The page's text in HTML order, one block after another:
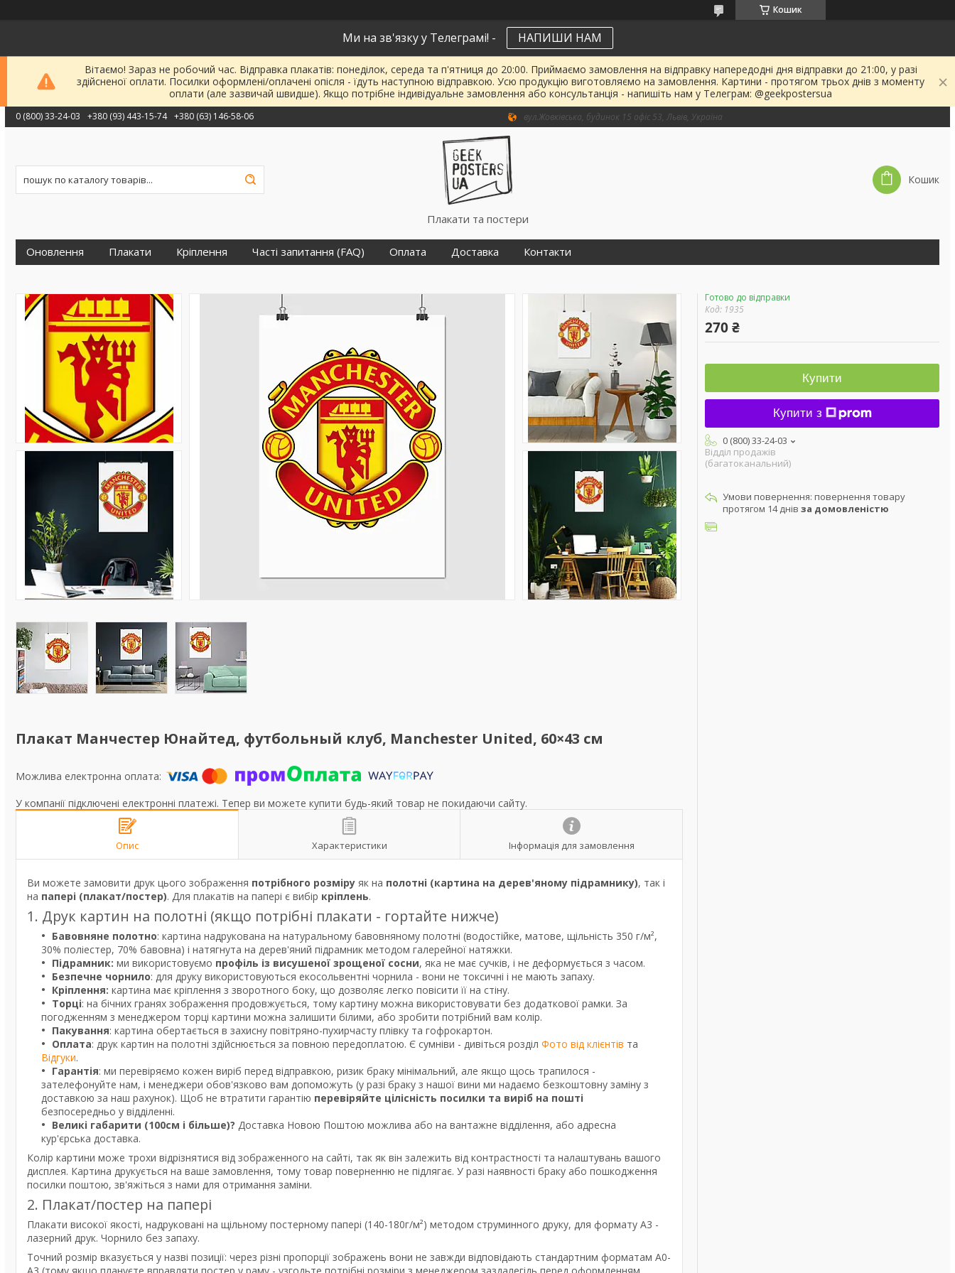
Кошик
Ми на зв'язку у Телеграмі! - НАПИШИ НАМ
Вітаємо! Зараз не робочий час. Відправка плакатів: понеділок, середа та п'ятниця до 20:00. Приймаємо замовлення на відправку напередодні дня відправки до 21:00, у разі
здійсненої оплати. Посилки оформлені/оплачені опісля - їдуть наступною відправкою. Усю продукцію виготовляємо на замовлення. Картини - протягом трьох днів з моменту
оплати (але зазвичай швидше). Якщо потрібне індивідуальне замовлення або консультанція - напишіть нам у Телеграм: @geekpostersua
0 (800) 33-24-03 +380 (93) 443-15-74 +380 (63) 146-58-06 вул.Жовківська, будинок 15 офіс 53, Львів, Україна
Плакати та постери
Кошик
Оновлення Плакати Кріплення Часті запитання (FAQ) Оплата Доставка Контакти
Плакат Манчестер Юнайтед, футбольный клуб, Manchester United, 60×43 см
У компанії підключені електронні платежі. Тепер ви можете купити будь-який товар не покидаючи сайту.
Опис Характеристики Інформація для замовлення
Ви можете замовити друк цього зображення потрібного розміру як на полотні (картина на дерев'яному підрамнику), так і
на папері (плакат/постер). Для плакатів на папері є вибір кріплень.
1. Друк картин на полотні (якщо потрібні плакати - гортайте нижче)
Бавовняне полотно: картина надрукована на натуральному бавовняному полотні (водостійке, матове, щільність 350 г/м²,
30% поліестер, 70% бавовна) і натягнута на дерев'яний підрамник методом галерейної натяжки.
Підрамник: ми використовуємо профіль із висушеної зрощеної сосни, яка не має сучків, і не деформується з часом.
Безпечне чорнило: для друку використовуються екосольвентні чорнила - вони не токсичні і не мають запаху.
Кріплення: картина має кріплення з зворотного боку, що дозволяє легко повісити її на стіну.
Торці: на бічних гранях зображення продовжується, тому картину можна використовувати без додаткової рамки. За
погодженням з менеджером торці картини можна залишити білими, або зробити потрібний вам колір.
Пакування: картина обертається в захисну повітряно-пухирчасту плівку та гофрокартон.
Оплата: друк картин на полотні здійснюється за повною передоплатою. Є сумніви - дивіться розділ Фото від клієнтів та
Відгуки.
Гарантія: ми перевіряємо кожен виріб перед відправкою, ризик браку мінімальний, але якщо щось трапилося -
зателефонуйте нам, і менеджери обов'язково вам допоможуть (у разі браку з нашої вини ми надаємо безкоштовну заміну з
доставкою за наш рахунок). Щоб не втратити гарантію перевіряйте цілісність посилки та виріб на пошті
безпосередньо у відділенні.
Великі габарити (100см і більше)? Доставка Новою Поштою можлива або на вантажне відділення, або адресна
кур'єрська доставка.
Колір картини може трохи відрізнятися від зображенного на сайті, так як він залежить від контрастності та налаштувань вашого
дисплея. Картина друкується на ваше замовлення, тому товар поверненню не підлягає. У разі наявності браку або пошкодження
посилки поштою, зв'яжіться з нами для отримання заміни.
2. Плакат/постер на папері
Плакати високої якості, надруковані на щільному постерному папері (140-180г/м²) методом струминного друку, для формату А3 -
лазерний друк. Чорнило без запаху.
Точний розмір вказується у назві позиції: через різні пропорції зображень вони не завжди відповідають стандартним форматам А0-
Готово до відправки
Код: 1935
270 ₴
Купити
Купити з
0 (800) 33-24-03
Відділ продажів
(багатоканальний)
повернення товару
протягом 14 днів за домовленістю